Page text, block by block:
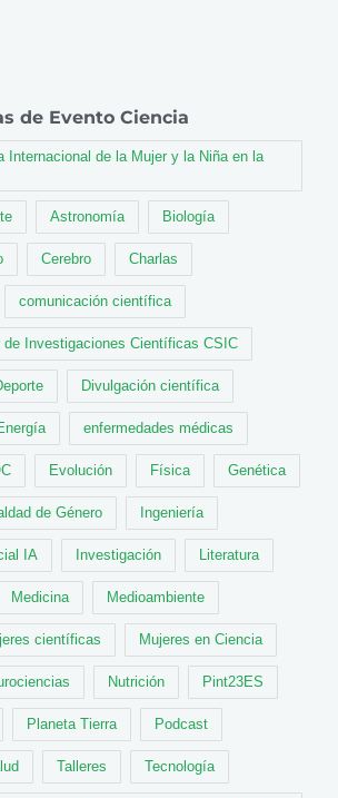
de Evento Ciencia
Internacional de la Mujer y la Niña en la
Astronomía Biología
Cerebro Charlas
comunicación científica
de Investigaciones Científicas CSIC
Divulgación científica
enfermedades médicas
Evolución Física Genética
de Género Ingeniería
IA Investigación Literatura
Medicina Medioambiente
científicas Mujeres en Ciencia
Nutrición Pint23ES
Planeta Tierra Podcast
Talleres Tecnología